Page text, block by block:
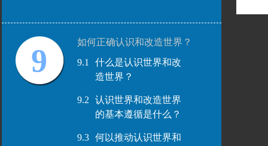
9
如何正确认识和改造世界？
9.1
什么是认识世界和改
造世界？
9.2
认识世界和改造世界
的基本遵循是什么？
9.3
何以推动认识世界和